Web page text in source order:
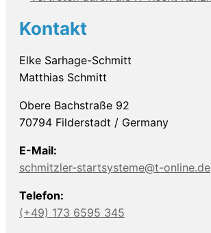
Kontakt
Elke Sarhage-Schmitt
Matthias Schmitt
Obere Bachstraße 92
70794 Filderstadt / Germany
E-Mail:
schmitzler-startsysteme@t-online.de
Telefon:
(+49) 173 6595 345